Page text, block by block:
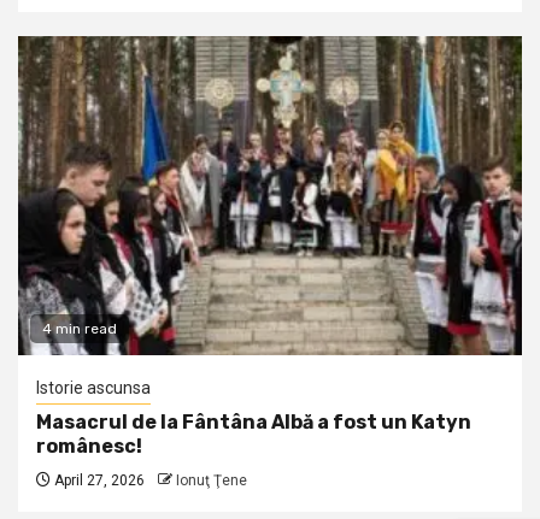
4 min read
Istorie ascunsa
Masacrul de la Fântâna Albă a fost un Katyn
românesc!
April 27, 2026 Ionuţ Ţene